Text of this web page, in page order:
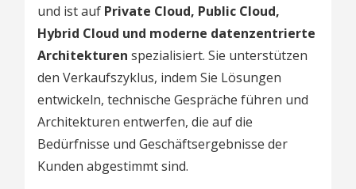
und ist auf Private Cloud, Public Cloud,
Hybrid Cloud und moderne datenzentrierte
Architekturen spezialisiert. Sie unterstützen
den Verkaufszyklus, indem Sie Lösungen
entwickeln, technische Gespräche führen und
Architekturen entwerfen, die auf die
Bedürfnisse und Geschäftsergebnisse der
Kunden abgestimmt sind.